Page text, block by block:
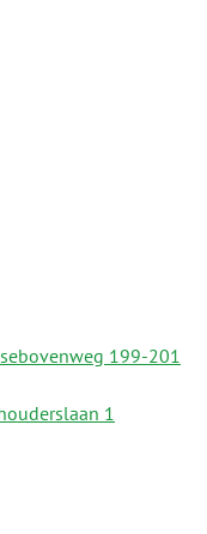
199-201
1